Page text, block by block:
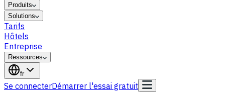
Produits
Solutions
Tarifs
Hôtels
Entreprise
Ressources
fr
Se connecterDémarrer l'essai gratuit